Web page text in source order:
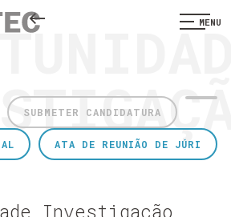
MENU
SUBMETER CANDIDATURA
ATA DE REUNIÃO DE JÚRI
Investigação